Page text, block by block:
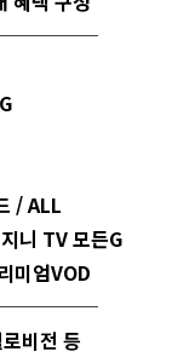
/ ALL
니 TV 모든G
미엄VOD
비전 등